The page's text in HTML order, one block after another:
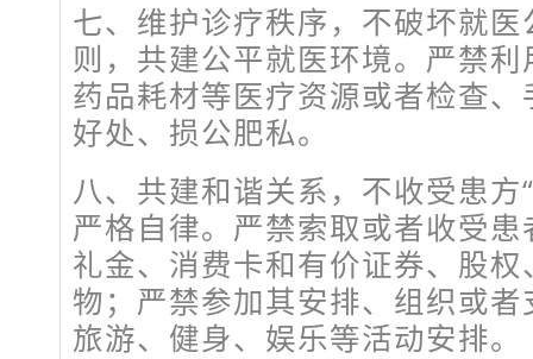
七、维护诊疗秩序，不破坏就
则，共建公平就医环境。严禁
药品耗材等医疗资源或者检查
好处、损公肥私。
八、共建和谐关系，不收受患方
严格自律。严禁索取或者收受
礼金、消费卡和有价证券、股
物；严禁参加其安排、组织或
旅游、健身、娱乐等活动安排。